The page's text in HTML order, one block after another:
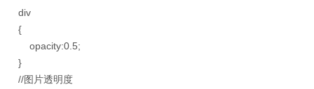
div
{
opacity:0.5;
}
//图片透明度